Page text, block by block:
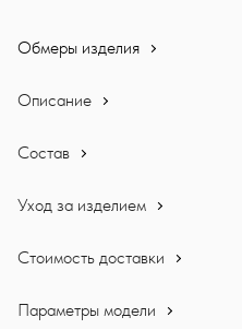
Обмеры изделия
Описание
Состав
Уход за изделием
Стоимость доставки
Параметры модели